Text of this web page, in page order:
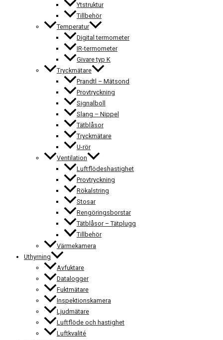
Ytstruktur
Tillbehör
Temperatur
Digital termometer
IR-termometer
Givare typ K
Tryckmätare
Prandtl – Mätsond
Provtryckning
Signalboll
Slang – Nippel
Tätblåsor
Tryckmätare
U-rör
Ventilation
Luftflödeshastighet
Provtryckning
Rökalstring
Stosar
Rengöringsborstar
Tätblåsor – Tätplugg
Tillbehör
Värmekamera
Uthyrning
Avfuktare
Datalogger
Fuktmätare
Inspektionskamera
Ljudmätare
Luftflöde och hastighet
Luftkvalité